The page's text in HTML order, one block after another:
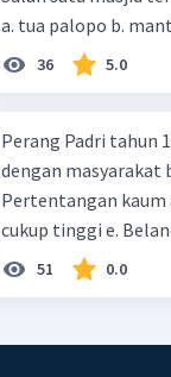
36 5.0
Perang Padri tahun
dengan masyarakat
Pertentangan kaum
cukup tinggi e.
51 0.0